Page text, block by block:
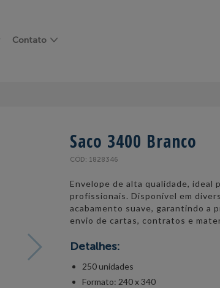
Contato
Saco 3400 Branco
CÓD: 1828346
Envelope de alta qualidade, ideal
profissionais. Disponível em
acabamento suave, garantindo a
envio de cartas, contratos e
Detalhes:
250 unidades
Formato: 240 x 340